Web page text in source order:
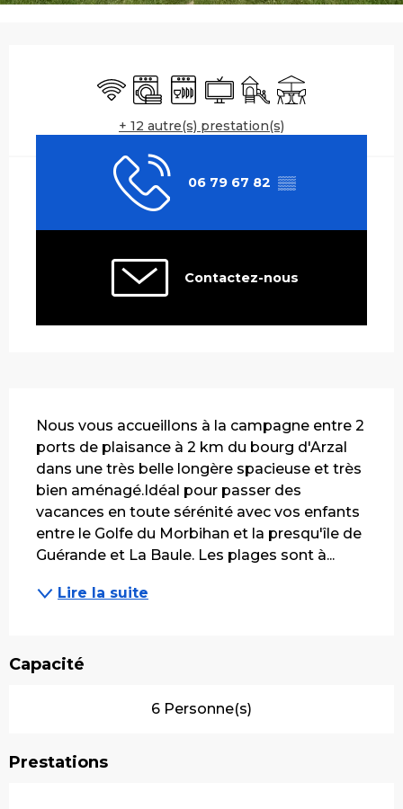
WiFi Lave lingeLave vaisselle
TélévisionJeux pour enfants /
Terrasse
+ 12 autre(s) prestation(s)
06 79 67 82 ▒▒
Contactez-nous
Nous vous accueillons à la campagne entre 2
ports de plaisance à 2 km du bourg d'Arzal
dans une très belle longère spacieuse et très
bien aménagé.Idéal pour passer des
vacances en toute sérénité avec vos enfants
entre le Golfe du Morbihan et la presqu'île de
Guérande et La Baule. Les plages sont à...
Lire la suite
Capacité
6 Personne(s)
Prestations